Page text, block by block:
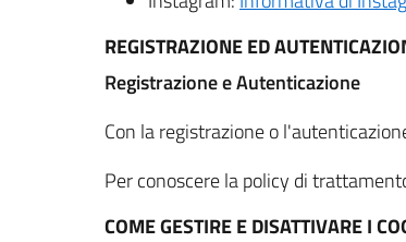
REGISTRAZIONE ED
Registrazione e Autenticazione
Con la registrazione o
Per conoscere la policy di
COME GESTIRE E DISATTIVARE I